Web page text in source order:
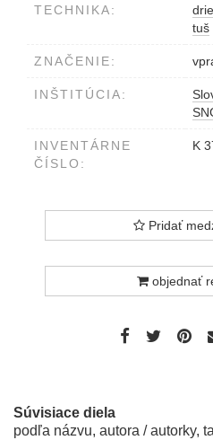
TECHNIKA:
tuš
ZNAČENIE:
INŠTITÚCIA:
INVENTÁRNE
ČÍSLO:
K
Pridať
objednať
Súvisiace diela
podľa názvu, autora / autorky,